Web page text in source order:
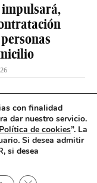
impulsará,
riesgo
15
para
con finalidad
dar nuestro servicio.
Política de cookies”. La
. Si desea admitir
si desea